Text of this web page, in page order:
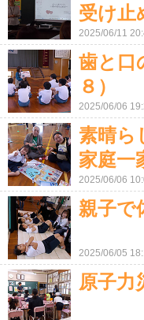
受け止
2025/06/11
歯と口
８）
2025/06/06
素晴
家庭一
2025/06/06
親子で
2025/06/05
原子力